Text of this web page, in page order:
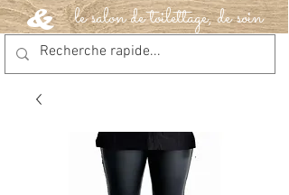
le salon de toilettage, de soin
&